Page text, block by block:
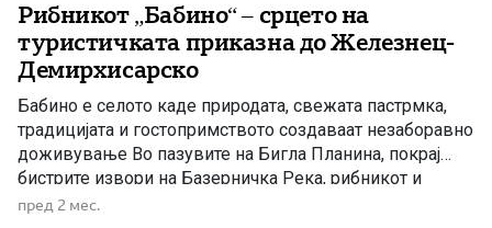
Рибникот „Бабино“ – срцето на
туристичката приказна до Железнец-
Демирхисарско
Бабино е селото каде природата, свежата пастрмка,
традицијата и гостопримството создаваат незаборавно
доживување Во пазувите на Бигла Планина, покрај
бистрите извори на Базерничка Река, рибникот и
ресторанот „Бабино“ се вистински туристички бисер на
пред 2 мес.